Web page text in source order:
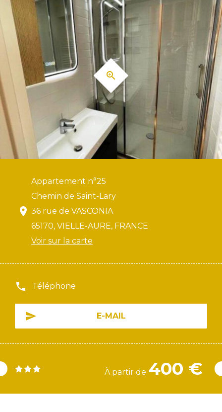
Appartement n°25
Chemin de Saint-Lary
36 rue de VASCONIA
65170, VIELLE-AURE, FRANCE
Voir sur la carte
Téléphone
E-MAIL
À partir de 400 €